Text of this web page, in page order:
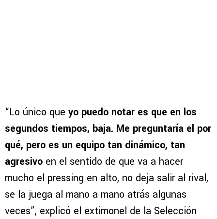
“Lo único que yo puedo notar es que en los
segundos tiempos, baja. Me preguntaría el por
qué, pero es un equipo tan dinámico, tan
agresivo en el sentido de que va a hacer
mucho el pressing en alto, no deja salir al rival,
se la juega al mano a mano atrás algunas
veces”, explicó el extimonel de la Selección